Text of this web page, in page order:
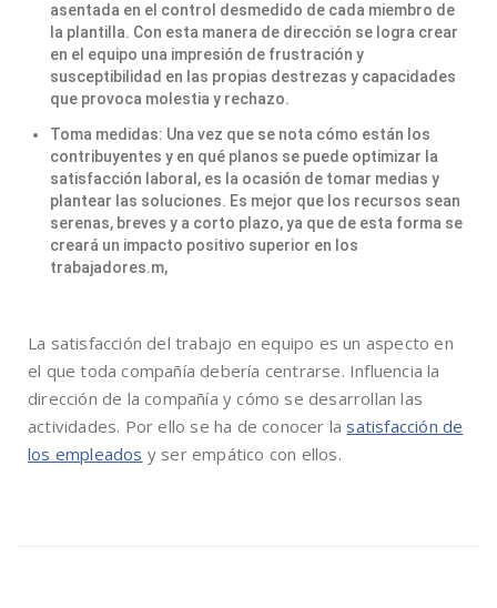
asentada en el control desmedido de cada miembro de
la plantilla. Con esta manera de dirección se logra crear
en el equipo una impresión de frustración y
susceptibilidad en las propias destrezas y capacidades
que provoca molestia y rechazo.
Toma medidas: Una vez que se nota cómo están los
contribuyentes y en qué planos se puede optimizar la
satisfacción laboral, es la ocasión de tomar medias y
plantear las soluciones. Es mejor que los recursos sean
serenas, breves y a corto plazo, ya que de esta forma se
creará un impacto positivo superior en los
trabajadores.m,
La satisfacción del trabajo en equipo es un aspecto en
el que toda compañía debería centrarse. Influencia la
dirección de la compañía y cómo se desarrollan las
actividades. Por ello se ha de conocer lasatisfacción de
los empleados y ser empático con ellos.